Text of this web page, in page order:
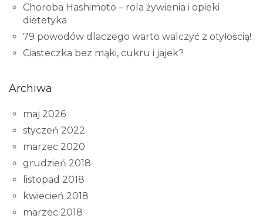
Choroba Hashimoto – rola żywienia i opieki
dietetyka
79 powodów dlaczego warto walczyć z otyłością!
Ciasteczka bez mąki, cukru i jajek?
Archiwa
maj 2026
styczeń 2022
marzec 2020
grudzień 2018
listopad 2018
kwiecień 2018
marzec 2018